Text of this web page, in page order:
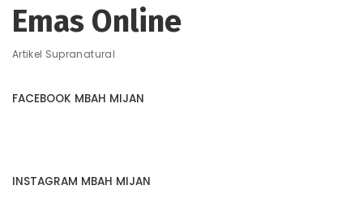
Emas Online
Artikel Supranatural
FACEBOOK MBAH MIJAN
INSTAGRAM MBAH MIJAN